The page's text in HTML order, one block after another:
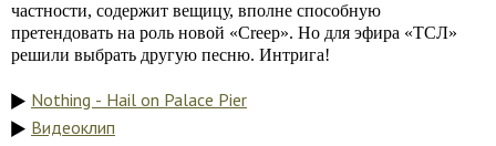
частности, содержит вещицу, вполне способную
претендовать на роль новой «Creep». Но для эфира «ТСЛ»
решили выбрать другую песню. Интрига!
Nothing - Hail on Palace Pier
Видеоклип